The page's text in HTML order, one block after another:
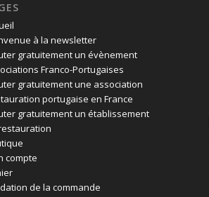
à la newsletter
gratuitement un évènement
Franco-Portugaises
gratuitement une association
portugaise en France
gratuitement un établissement
compte
de la commande